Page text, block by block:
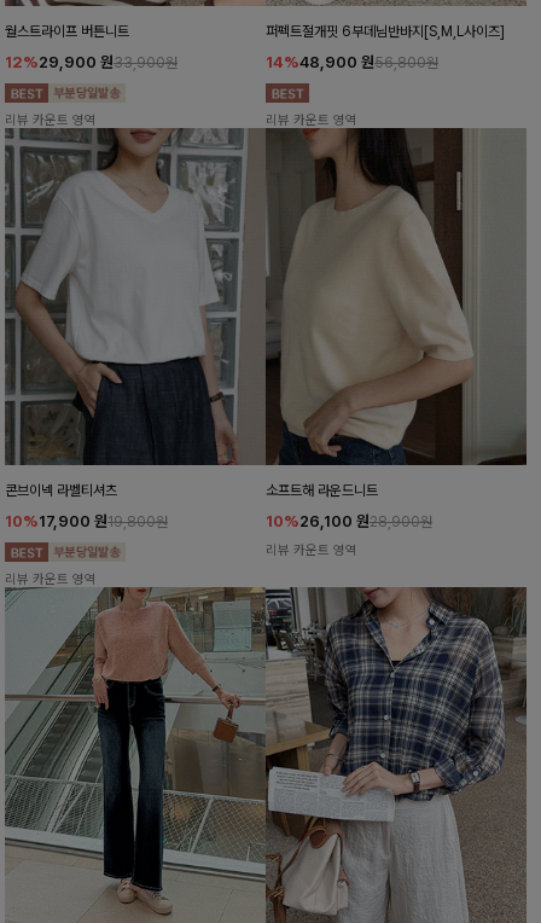
월스트라이프 버튼니트
12%29,900 원33,900원
리뷰 카운트 영역
퍼펙트절개핏 6부데님반바지[S,M,L사이즈]
14%48,900 원56,800원
리뷰 카운트 영역
콘브이넥 라벨티셔츠
10%17,900 원19,800원
리뷰 카운트 영역
소프트해 라운드니트
10%26,100 원28,900원
리뷰 카운트 영역